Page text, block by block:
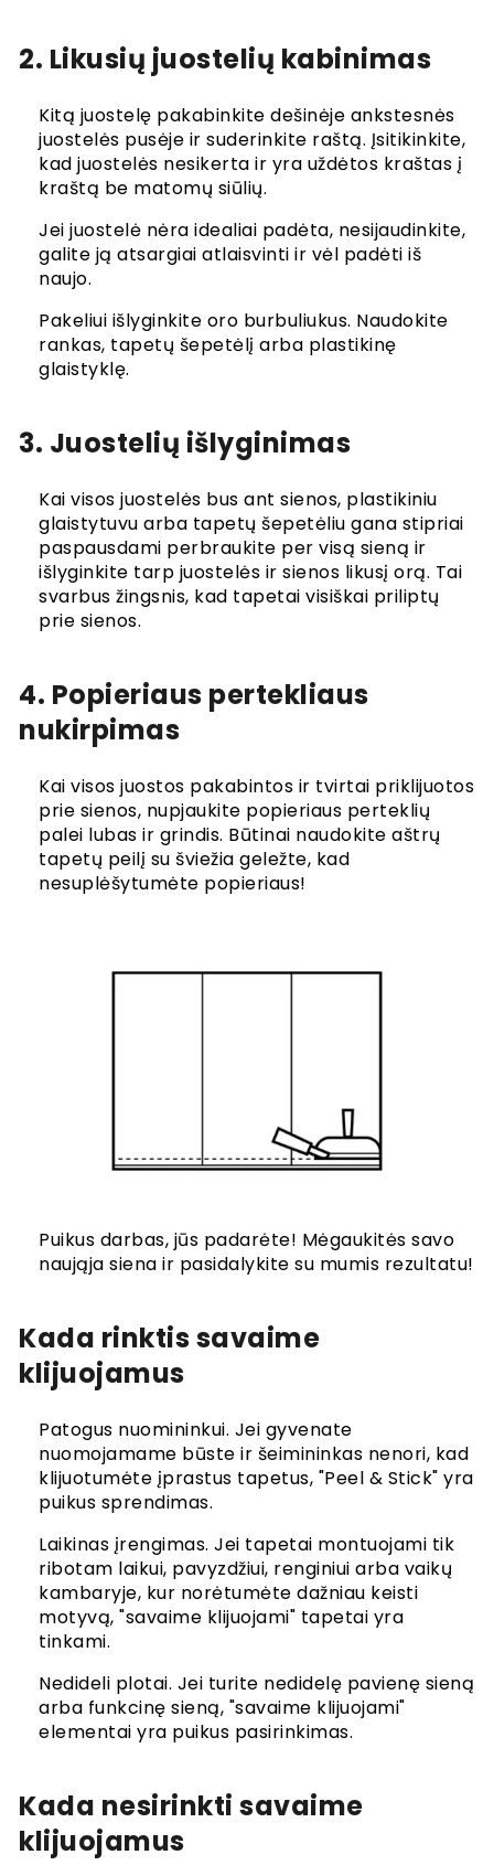
2. Likusių juostelių kabinimas
Kitą juostelę pakabinkite dešinėje ankstesnės
juostelės pusėje ir suderinkite raštą. Įsitikinkite,
kad juostelės nesikerta ir yra uždėtos kraštas į
kraštą be matomų siūlių.
Jei juostelė nėra idealiai padėta, nesijaudinkite,
galite ją atsargiai atlaisvinti ir vėl padėti iš
naujo.
Pakeliui išlyginkite oro burbuliukus. Naudokite
rankas, tapetų šepetėlį arba plastikinę
glaistyklę.
3. Juostelių išlyginimas
Kai visos juostelės bus ant sienos, plastikiniu
glaistytuvu arba tapetų šepetėliu gana stipriai
paspausdami perbraukite per visą sieną ir
išlyginkite tarp juostelės ir sienos likusį orą. Tai
svarbus žingsnis, kad tapetai visiškai priliptų
prie sienos.
4. Popieriaus pertekliaus
nukirpimas
Kai visos juostos pakabintos ir tvirtai priklijuotos
prie sienos, nupjaukite popieriaus perteklių
palei lubas ir grindis. Būtinai naudokite aštrų
tapetų peilį su šviežia geležte, kad
nesuplėšytumėte popieriaus!
Puikus darbas, jūs padarėte! Mėgaukitės savo
naująja siena ir pasidalykite su mumis rezultatu!
Kada rinktis savaime
klijuojamus
Patogus nuomininkui. Jei gyvenate
nuomojamame būste ir šeimininkas nenori, kad
klijuotumėte įprastus tapetus, "Peel & Stick" yra
puikus sprendimas.
Laikinas įrengimas. Jei tapetai montuojami tik
ribotam laikui, pavyzdžiui, renginiui arba vaikų
kambaryje, kur norėtumėte dažniau keisti
motyvą, "savaime klijuojami" tapetai yra
tinkami.
Nedideli plotai. Jei turite nedidelę pavienę sieną
arba funkcinę sieną, "savaime klijuojami"
elementai yra puikus pasirinkimas.
Kada nesirinkti savaime
klijuojamus